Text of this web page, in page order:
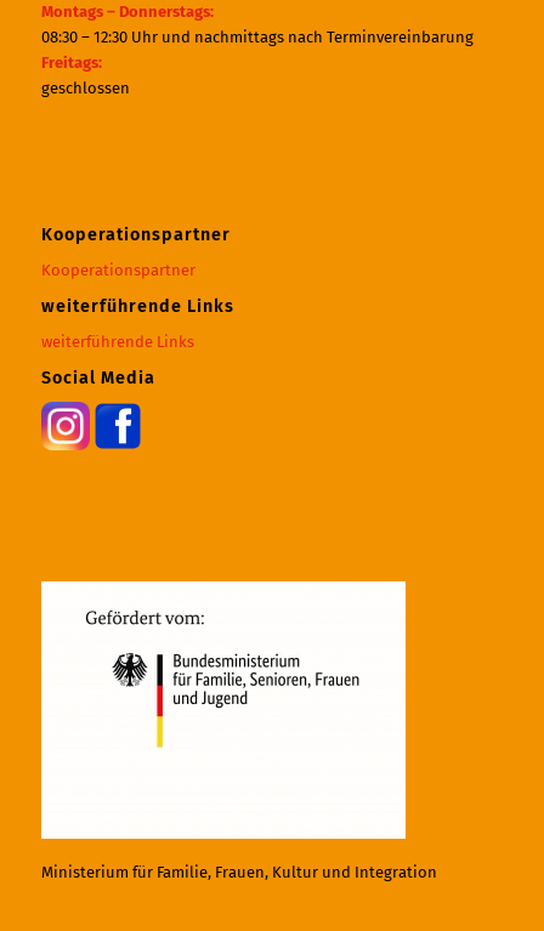
Montags – Donnerstags:
08:30 – 12:30 Uhr und nachmittags nach Terminvereinbarung
Freitags:
geschlossen
Kooperationspartner
Kooperationspartner
weiterführende Links
weiterführende Links
Social Media
Ministerium für Familie, Frauen, Kultur und Integration